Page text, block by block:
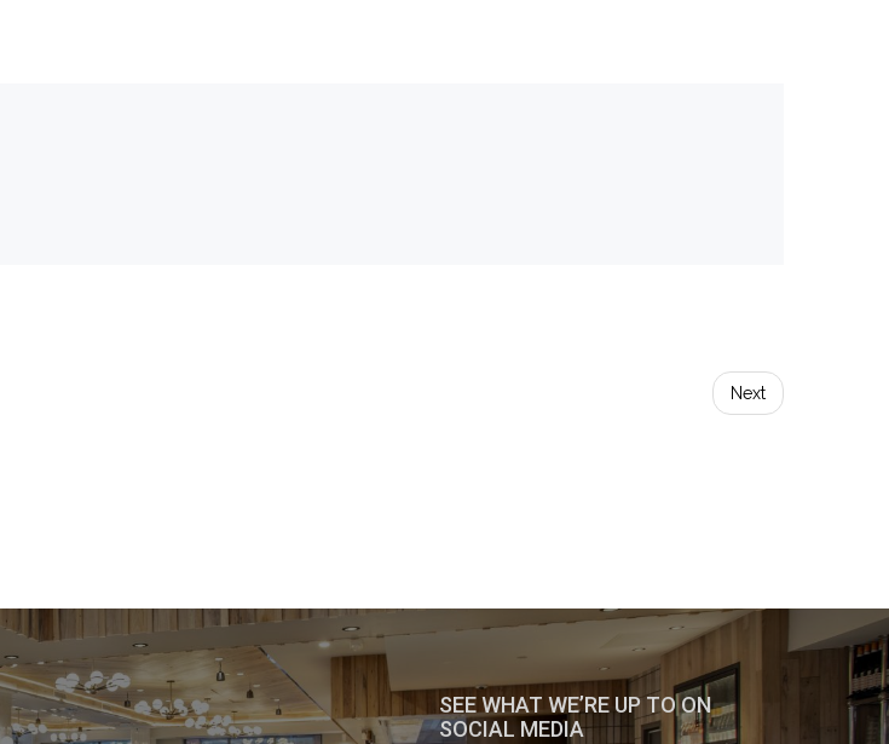
Next
SEE WHAT WE’RE UP TO ON
SOCIAL MEDIA